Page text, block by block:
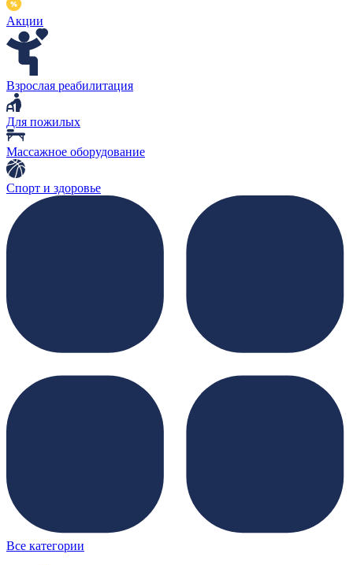
Акции
Взрослая реабилитация
Для пожилых
Массажное оборудование
Спорт и здоровье
Все категории